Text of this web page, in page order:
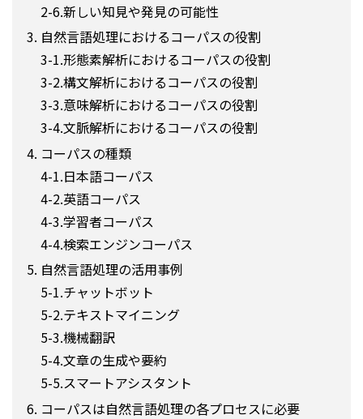
新しい知見や発見の可能性
自然言語処理におけるコーパスの役割
形態素解析におけるコーパスの役割
構文解析におけるコーパスの役割
意味解析におけるコーパスの役割
文脈解析におけるコーパスの役割
コーパスの種類
日本語コーパス
英語コーパス
学習者コーパス
検索エンジンコーパス
自然言語処理の活用事例
チャットボット
テキストマイニング
機械翻訳
文章の生成や要約
スマートアシスタント
コーパスは自然言語処理の各プロセスに必要